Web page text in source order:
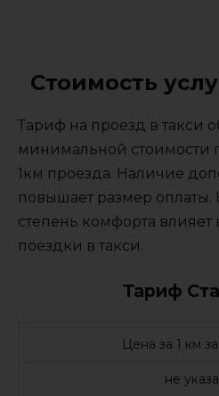
Стоимость
Тариф на проезд в такси
минимальной стоимости
1км проезда. Наличие
повышает размер
степень комфорта влияет
поездки в такси.
Тариф
Цена за 1 км
не